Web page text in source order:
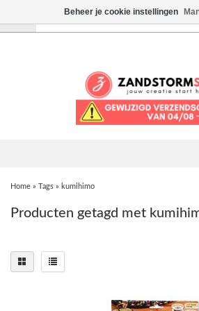
Home » Tags » kumihimo
Producten getagd met
Beheer je cookie instellingen